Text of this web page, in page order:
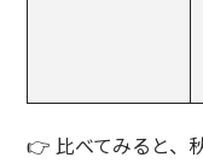
👉 比べてみると、